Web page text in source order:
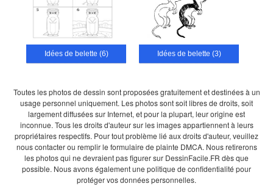
Idées de belette (6) Idées de belette (3)
Toutes les photos de dessin sont proposées gratuitement et destinées à un
usage personnel uniquement. Les photos sont soit libres de droits, soit
largement diffusées sur Internet, et pour la plupart, leur origine est
inconnue. Tous les droits d'auteur sur les images appartiennent à leurs
propriétaires respectifs. Pour tout problème lié aux droits d'auteur, veuillez
nous contacter ou remplir le formulaire de plainte DMCA. Nous retirerons
les photos qui ne devraient pas figurer sur DessinFacile.FR dès que
possible. Nous avons également une politique de confidentialité pour
protéger vos données personnelles.